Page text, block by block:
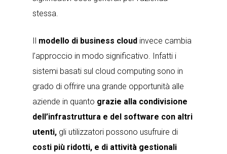
stessa.
Il modello di business cloud invece cambia
l’approccio in modo significativo. Infatti i
sistemi basati sul cloud computing sono in
grado di offrire una grande opportunità alle
aziende in quanto grazie alla condivisione
dell’infrastruttura e del software con altri
utenti, gli utilizzatori possono usufruire di
costi più ridotti, e di attività gestionali